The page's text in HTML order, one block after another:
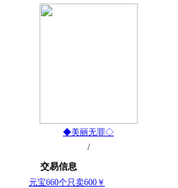
◆美丽无罪◇
/上传您的相片
交易信息
元宝660个只卖600￥